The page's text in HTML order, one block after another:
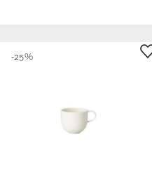
-25%